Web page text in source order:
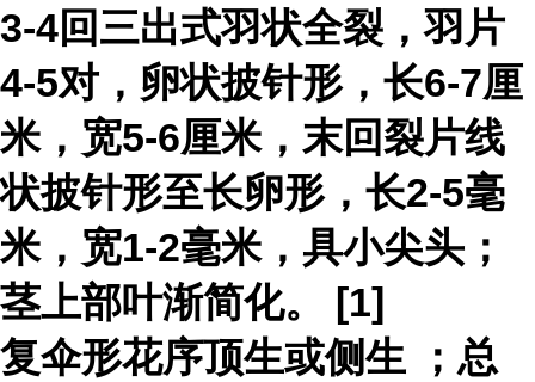
3-4回三出式羽状全裂，羽片
4-5对，卵状披针形，长6-7厘
米，宽5-6厘米，末回裂片线
状披针形至长卵形，长2-5毫
米，宽1-2毫米，具小尖头；
茎上部叶渐简化。 [1]
复伞形花序顶生或侧生
；总